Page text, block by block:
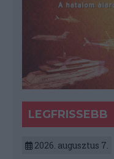
LEGFRISSEBB
2026. augusztus 7.